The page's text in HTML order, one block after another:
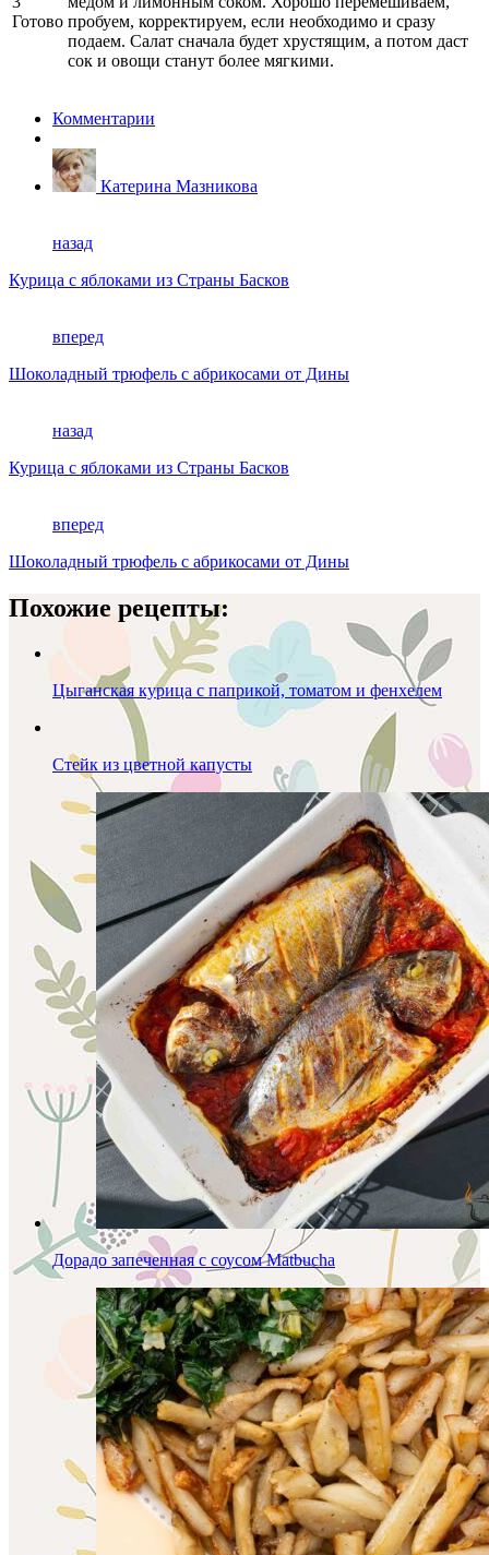
Готово пробуем, корректируем, если необходимо и сразу
подаем. Салат сначала будет хрустящим, а потом даст
сок и овощи станут более мягкими.
Комментарии
Катерина Мазникова
назад
Курица с яблоками из Страны Басков
вперед
Шоколадный трюфель с абрикосами от Дины
назад
Курица с яблоками из Страны Басков
вперед
Шоколадный трюфель с абрикосами от Дины
Похожие рецепты:
Цыганская курица с паприкой, томатом и фенхелем
Стейк из цветной капусты
Дорадо запеченная с соусом Matbucha